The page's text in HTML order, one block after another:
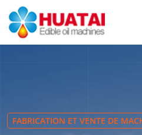
FABRICATION ET VENTE DE